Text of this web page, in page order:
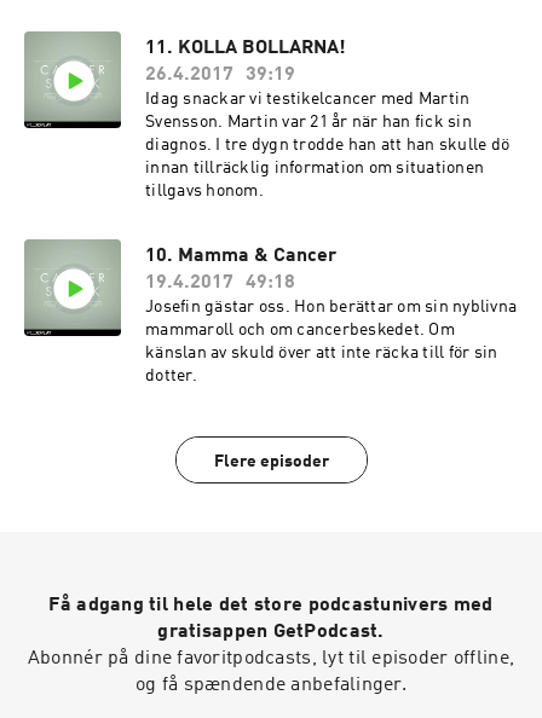
11. KOLLA BOLLARNA!
26.4.2017
39:19
Idag snackar vi testikelcancer med Martin
Svensson. Martin var 21 år när han fick sin
diagnos. I tre dygn trodde han att han skulle dö
innan tillräcklig information om situationen
tillgavs honom.
10. Mamma & Cancer
19.4.2017
49:18
Josefin gästar oss. Hon berättar om sin nyblivna
mammaroll och om cancerbeskedet. Om
känslan av skuld över att inte räcka till för sin
dotter.
Flere episoder
Få adgang til hele det store podcastunivers med
gratisappen GetPodcast.
Abonnér på dine favoritpodcasts, lyt til episoder offline,
og få spændende anbefalinger.